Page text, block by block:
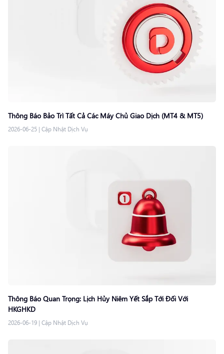
Thông Báo Bảo Trì Tất Cả Các Máy Chủ Giao Dịch (MT4 & MT5)
2026-06-25 | Cập Nhật Dịch Vụ
Thông Báo Quan Trọng: Lịch Hủy Niêm Yết Sắp Tới Đối Với
HKGHKD
2026-06-19 | Cập Nhật Dịch Vụ